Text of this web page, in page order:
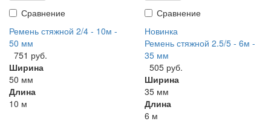
Сравнение
Сравнение
Ремень стяжной 2/4 - 10м -
50 мм
751 руб.
Ширина
50 мм
Длина
10 м
Новинка
Ремень стяжной 2.5/5 - 6м -
35 мм
505 руб.
Ширина
35 мм
Длина
6 м